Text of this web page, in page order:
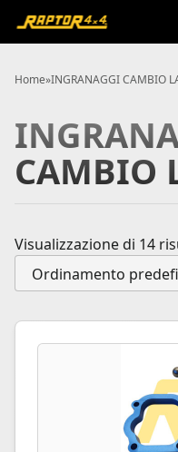
Home»INGRANAGGI CAMBIO
CAMBIO
Visualizzazione di 14